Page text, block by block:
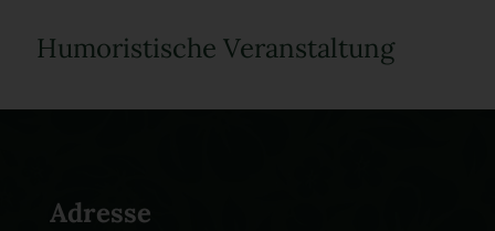
Humoristische Veranstaltung
Adresse